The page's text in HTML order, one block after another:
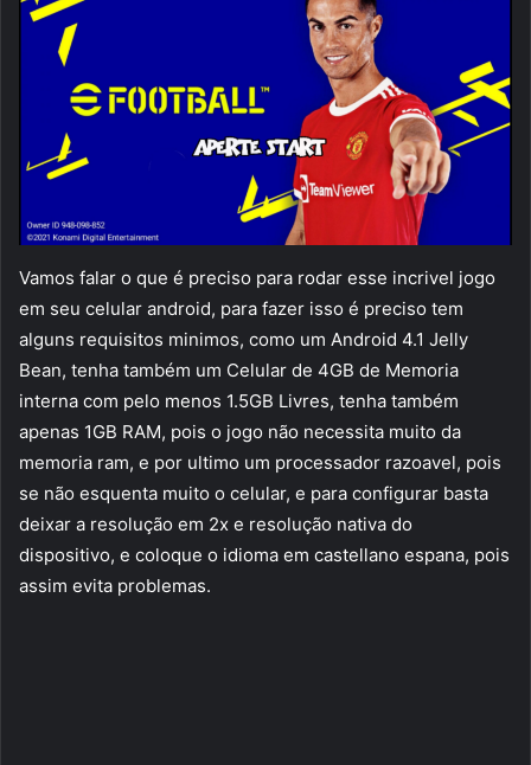
Vamos falar o que é preciso para rodar esse incrivel jogo
em seu celular android, para fazer isso é preciso tem
alguns requisitos minimos, como um Android 4.1 Jelly
Bean, tenha também um Celular de 4GB de Memoria
interna com pelo menos 1.5GB Livres, tenha também
apenas 1GB RAM, pois o jogo não necessita muito da
memoria ram, e por ultimo um processador razoavel, pois
se não esquenta muito o celular, e para configurar basta
deixar a resolução em 2x e resolução nativa do
dispositivo, e coloque o idioma em castellano espana, pois
assim evita problemas.